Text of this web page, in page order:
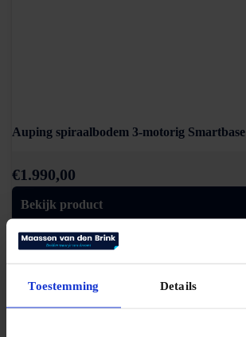
Toestemming Details
Auping spiraalbodem 3-motorig Smartbase
€1.990,00
Bekijk product